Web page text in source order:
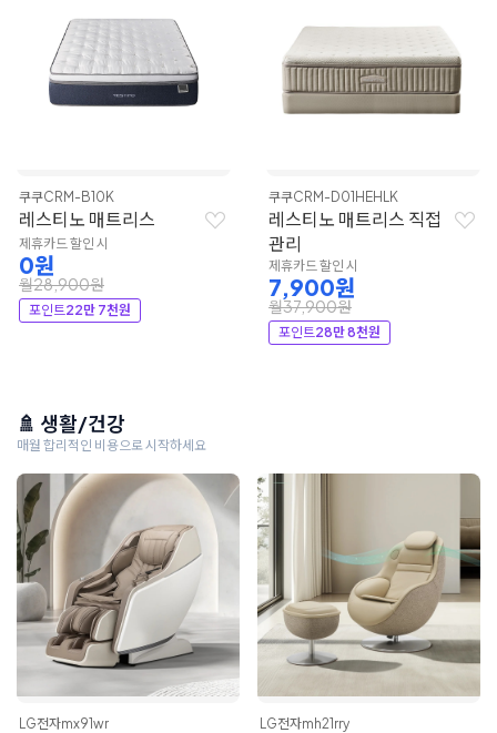
쿠쿠CRM-B10K
레스티노 매트리스
제휴카드 할인 시
0원
월28,900원
포인트22만 7천원
쿠쿠CRM-D01HEHLK
레스티노 매트리스 직접
관리
제휴카드 할인 시
7,900원
월37,900원
포인트28만 8천원
🚿 생활/건강
매월 합리적인 비용으로 시작하세요
LG전자mx91wr LG전자mh21rry